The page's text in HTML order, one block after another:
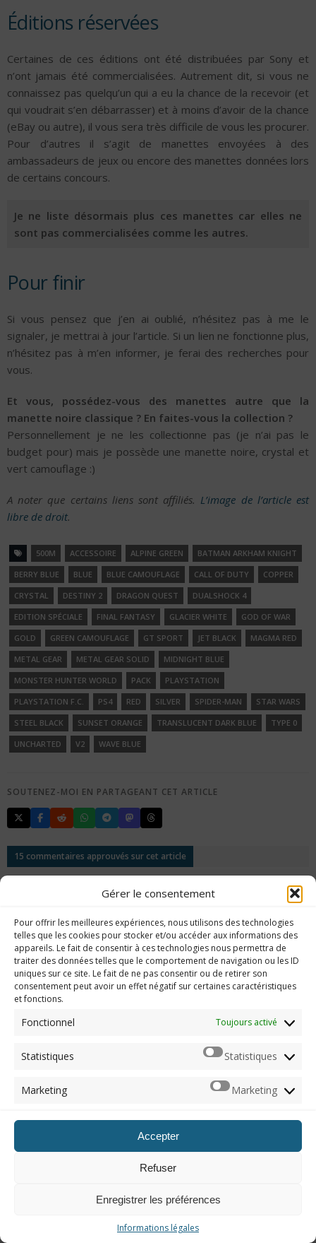
Gérer le consentement
Pour offrir les meilleures expériences, nous utilisons des technologies
telles que les cookies pour stocker et/ou accéder aux informations des
appareils. Le fait de consentir à ces technologies nous permettra de
traiter des données telles que le comportement de navigation ou les ID
uniques sur ce site. Le fait de ne pas consentir ou de retirer son
consentement peut avoir un effet négatif sur certaines caractéristiques
et fonctions.
Fonctionnel Toujours activé
Statistiques Statistiques
Marketing Marketing
Accepter
Refuser
Enregistrer les préférences
Informations légales
Éditions réservées
Certaines de ces éditions ont été distribuées par Sony et
n’ont jamais été commercialisées. Autrement dit, si vous ne
connaissez pas quelqu’un qui a eu la chance de la recevoir (et
qui voudrait s’en débarrasser) et à moins d’avoir de la chance
(eBay ou autre), il vous sera très difficile de vous les procurer.
Pour d’autres il s’agit de manettes envoyées à des
ambassadeurs de jeux ou encore des manettes données lors
de certains concours.
Je ne liste désormais plus ces manettes car elles ne
sont pas commercialisées comme les autres.
Pour finir
Si vous pensez que j’en ai oublié, n’hésitez pas à me le
signaler, je mettrai à jour l’article. Si un lien ne fonctionne plus,
n’hésitez pas à m’en informer, je ferai des recherches pour
vous.
Et vous, possédez-vous des manettes autre que la
manette noire classique ? En faites-vous la collection ?
Personnellement je ne les collectionne pas (je n’ai pas le
budget pour) mais je possède une manette noire, crystal et
vert camouflage :)
A noter que certains liens sont affiliés. L’image de l’article est
libre de droit.
500M ACCESSOIRE ALPINE GREEN
BATMAN ARKHAM KNIGHT
BERRY BLUE
BLUE BLUE CAMOUFLAGE CALL OF DUTY
COPPER
CRYSTAL
DESTINY 2 DRAGON QUEST
DUALSHOCK 4
EDITION SPÉCIALE
FINAL FANTASY GLACIER WHITE
GOD OF WAR
GOLD
GREEN CAMOUFLAGE GT SPORT JET BLACK
MAGMA RED
METAL GEAR
METAL GEAR SOLID
MIDNIGHT BLUE
MONSTER HUNTER WORLD
PACK
PLAYSTATION
PLAYSTATION F.C.
PS4 RED SILVER SPIDER-MAN
STAR WARS
STEEL BLACK
SUNSET ORANGE TRANSLUCENT DARK BLUE
TYPE 0
UNCHARTED
V2 WAVE BLUE
SOUTENEZ-MOI EN PARTAGEANT CET ARTICLE
15 commentaires approuvés sur cet article
Très sympa de répertorier toutes les manettes, ça ferait
une belle collection en effet.
Hormis la Sunset Orange et les camouflages qui sont
vraiment laides je trouve, toutes les autres sont
vraiment sympa.
Répondre
Imérod
Merci c’est sympa. Je trouve que certaines sont vraiment
belles notamment la dernière de Monster Hunter World.
En plus elle est vendue séparément.
Coco-6 février 2018 à 10 h 28 min
Super article, je possède la blue crystal et la destiny 2
moi je veux la sunset orange ou/et la red crystal
admin -6 février 2018 à 10 h 38 min
Merci, tu peux les pré-commander avec les liens fournis.
Après la Sunset Orange est un peu plus chère car